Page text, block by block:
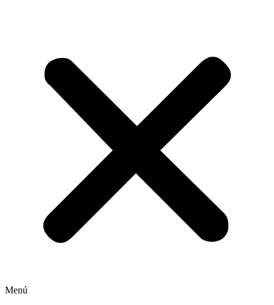
Menú